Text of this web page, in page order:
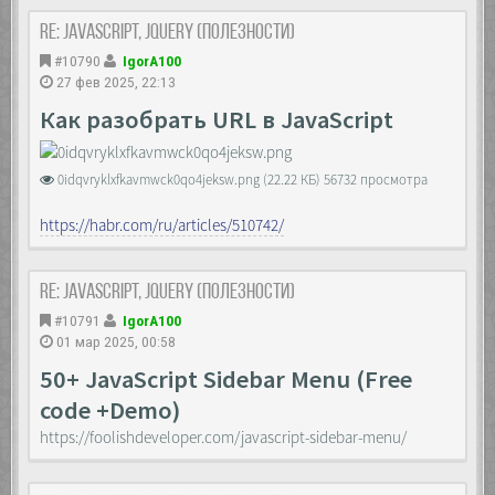
visibility: hidden;
opacity: 0;
overflow-y: auto;
-ms-overflow-style: none;
scrollbar-width: none;
.layer::-webkit-scrollbar {
display: none;
}
.layer.open {
visibility: visible;
transition: all 0.3s linear;
}
.container {
max-width: 50%;
}
.buttons {
text-align: center;
}
.buttons span {
Re: JavaScript, Jquery (полезности)
#10790
IgorA100
27 фев 2025, 22:13
Как разобрать URL в JavaScript
0idqvryklxfkavmwck0qo4jeksw.png (22.22 КБ) 56732 просмотра
https://habr.com/ru/articles/510742/
Re: JavaScript, Jquery (полезности)
#10791
IgorA100
01 мар 2025, 00:58
50+ JavaScript Sidebar Menu (Free
code +Demo)
https://foolishdeveloper.com/javascript-sidebar-menu/